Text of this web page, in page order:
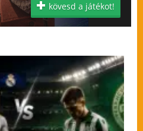
kövesd a játékot!